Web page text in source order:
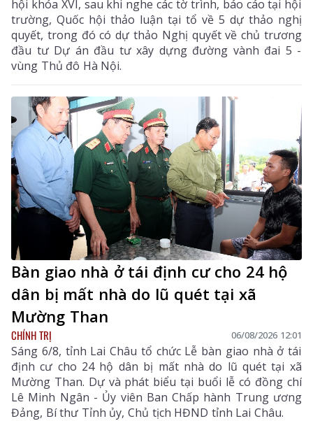
hội khóa XVI, sau khi nghe các tờ trình, báo cáo tại hội
trường, Quốc hội thảo luận tại tổ về 5 dự thảo nghị
quyết, trong đó có dự thảo Nghị quyết về chủ trương
đầu tư Dự án đầu tư xây dựng đường vành đai 5 -
vùng Thủ đô Hà Nội.
Bàn giao nhà ở tái định cư cho 24 hộ
dân bị mất nhà do lũ quét tại xã
Mường Than
CHÍNH TRỊ 06/08/2026 12:01
Sáng 6/8, tỉnh Lai Châu tổ chức Lễ bàn giao nhà ở tái
định cư cho 24 hộ dân bị mất nhà do lũ quét tại xã
Mường Than. Dự và phát biểu tại buổi lễ có đồng chí
Lê Minh Ngân - Ủy viên Ban Chấp hành Trung ương
Đảng, Bí thư Tỉnh ủy, Chủ tịch HĐND tỉnh Lai Châu.